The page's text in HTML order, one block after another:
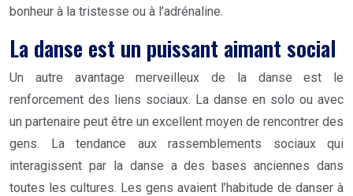
bonheur à la tristesse ou à l’adrénaline.
La danse est un puissant aimant social
Un autre avantage merveilleux de la danse est le
renforcement des liens sociaux. La danse en solo ou avec
un partenaire peut être un excellent moyen de rencontrer des
gens. La tendance aux rassemblements sociaux qui
interagissent par la danse a des bases anciennes dans
toutes les cultures. Les gens avaient l’habitude de danser à